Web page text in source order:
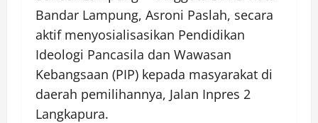
Bandar Lampung, Asroni Paslah, secara
aktif menyosialisasikan Pendidikan
Ideologi Pancasila dan Wawasan
Kebangsaan (PIP) kepada masyarakat di
daerah pemilihannya, Jalan Inpres 2
Langkapura.